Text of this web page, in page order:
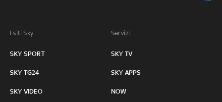
I siti Sky:
SKY SPORT
SKY TG24
SKY VIDEO
Servizi:
SKY TV
SKY APPS
NOW